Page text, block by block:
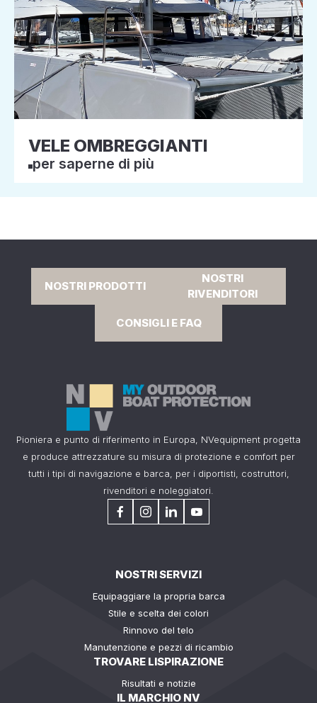
VELE OMBREGGIANTI
per saperne di più
NOSTRI PRODOTTI
NOSTRI
RIVENDITORI
CONSIGLI E FAQ
Pioniera e punto di riferimento in Europa, NVequipment progetta
e produce attrezzature su misura di protezione e comfort per
tutti i tipi di navigazione e barca, per i diportisti, costruttori,
rivenditori e noleggiatori.
NOSTRI SERVIZI
Equipaggiare la propria barca
Stile e scelta dei colori
Rinnovo del telo
Manutenzione e pezzi di ricambio
TROVARE LISPIRAZIONE
Risultati e notizie
IL MARCHIO NV